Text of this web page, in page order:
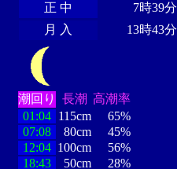
正 中
7時39分
月 入
13時43分
潮回り 長潮 高潮率
01:04 115cm
65%
07:08
80cm
45%
12:04 100cm
56%
18:43
50cm 28%